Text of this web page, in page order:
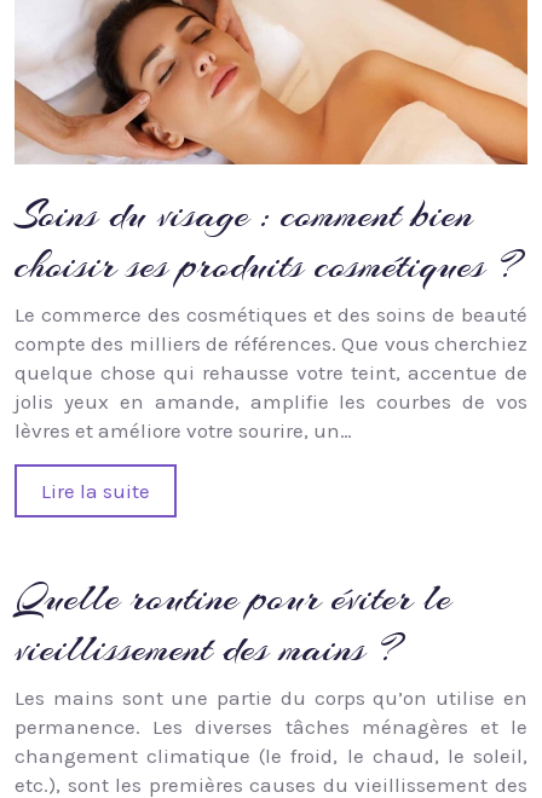
Soins du visage : comment bien
choisir ses produits cosmétiques ?
Le commerce des cosmétiques et des soins de beauté
compte des milliers de références. Que vous cherchiez
quelque chose qui rehausse votre teint, accentue de
jolis yeux en amande, amplifie les courbes de vos
lèvres et améliore votre sourire, un…
Lire la suite
Quelle routine pour éviter le
vieillissement des mains ?
Les mains sont une partie du corps qu’on utilise en
permanence. Les diverses tâches ménagères et le
changement climatique (le froid, le chaud, le soleil,
etc.), sont les premières causes du vieillissement des